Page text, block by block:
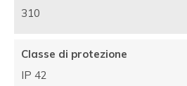
310
Classe di protezione
IP 42